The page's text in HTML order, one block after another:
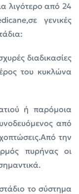
λιγότερο από 24
γενικές
διαδικασίες
του κυκλώνα
ή παρόμοια
από
την
πυρήνας οι
το σύστημα